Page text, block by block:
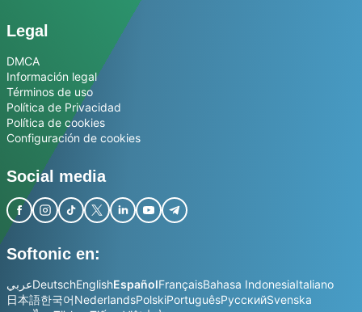
Legal
DMCA
Información legal
Términos de uso
Política de Privacidad
Política de cookies
Configuración de cookies
Social media
Softonic en:
عربيDeutschEnglishEspañolFrançaisBahasa IndonesiaItaliano
日本語한국어NederlandsPolskiPortuguêsРусскийSvenska